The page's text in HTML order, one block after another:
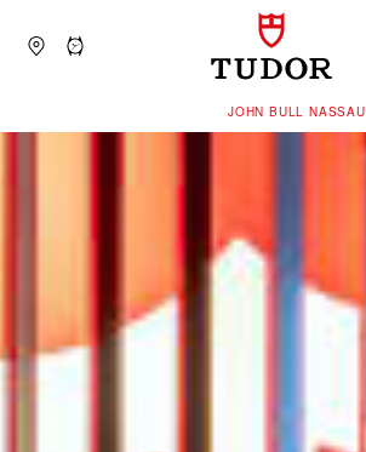
‭JOHN BULL NASSAU‬